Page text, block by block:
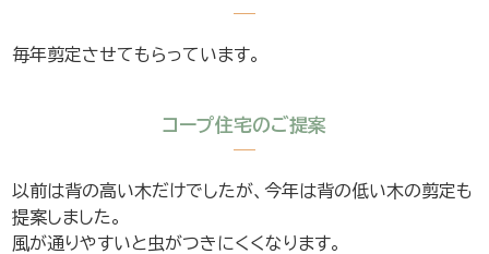
毎年剪定させてもらっています。
コープ住宅のご提案
以前は背の高い木だけでしたが、今年は背の低い木の剪定も
提案しました。
風が通りやすいと虫がつきにくくなります。